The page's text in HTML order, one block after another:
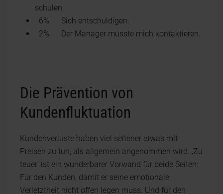
schulen.
6% Sich entschuldigen.
2% Der Manager müsste mich kontaktieren.
Die Prävention von
Kundenfluktuation
Kundenverluste haben viel seltener etwas mit
Preisen zu tun, als allgemein angenommen wird. ‚Zu
teuer' ist ein wunderbarer Vorwand für beide Seiten:
Für den Kunden, damit er seine emotionale
Verletztheit nicht offen legen muss. Und für den